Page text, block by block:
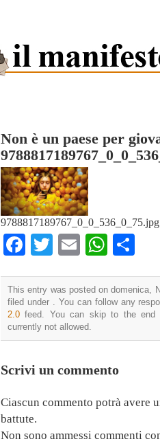
Non è un paese per
9788817189767_0_0_536_0_75.jpg
Facebook
TwitterEmail
This entry was posted on domenica,
filed under . You can follow any
2.0 feed. You can skip to the end
currently not allowed.
Scrivi un commento
Ciascun commento potrà avere
battute.
Non sono ammessi commenti